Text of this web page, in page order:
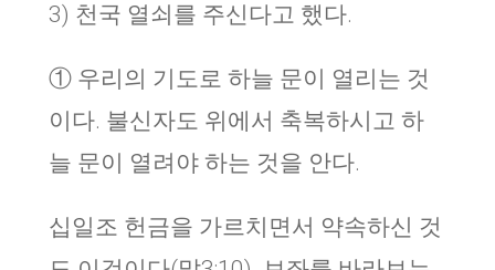
3) 천국 열쇠를 주신다고 했다.
① 우리의 기도로 하늘 문이 열리는 것
이다. 불신자도 위에서 축복하시고 하
늘 문이 열려야 하는 것을 안다.
십일조 헌금을 가르치면서 약속하신 것